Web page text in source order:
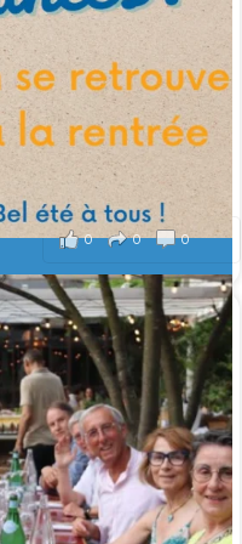
avec l'Isep, investissez pour
!
des bachelors, des
excellence technologique et
notre pro
0 0 0
vivant / travaillant
moment convivial de
!
et à Alexandre